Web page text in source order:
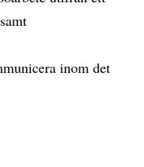
inom det